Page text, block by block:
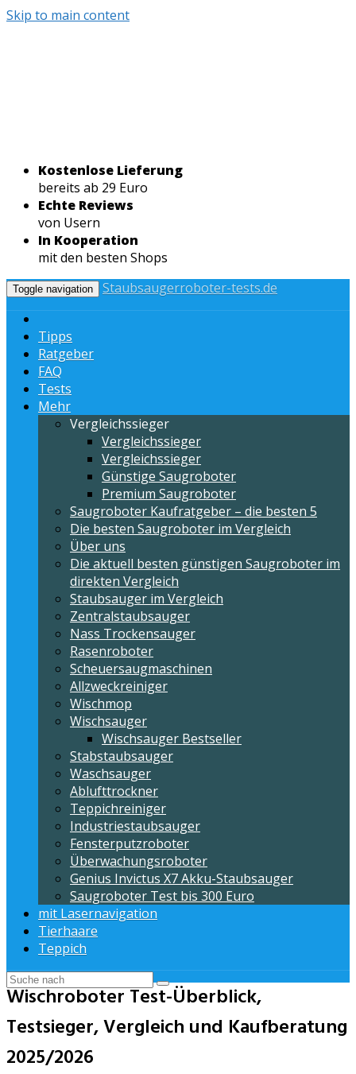
Skip to main content
Kostenlose Lieferung
bereits ab 29 Euro
Echte Reviews
von Usern
In Kooperation
mit den besten Shops
Toggle navigation Staubsaugerroboter-tests.de
Tipps
Ratgeber
FAQ
Tests
Mehr
Vergleichssieger
Vergleichssieger
Vergleichssieger
Günstige Saugroboter
Premium Saugroboter
Saugroboter Kaufratgeber – die besten 5
Die besten Saugroboter im Vergleich
Über uns
Die aktuell besten günstigen Saugroboter im
direkten Vergleich
Staubsauger im Vergleich
Zentralstaubsauger
Nass Trockensauger
Rasenroboter
Scheuersaugmaschinen
Allzweckreiniger
Wischmop
Wischsauger
Wischsauger Bestseller
Stabstaubsauger
Waschsauger
Ablufttrockner
Teppichreiniger
Industriestaubsauger
Fensterputzroboter
Überwachungsroboter
Genius Invictus X7 Akku-Staubsauger
Saugroboter Test bis 300 Euro
mit Lasernavigation
Tierhaare
Teppich
Wischroboter Test-Überblick,
Testsieger, Vergleich und Kaufberatung
2025/2026